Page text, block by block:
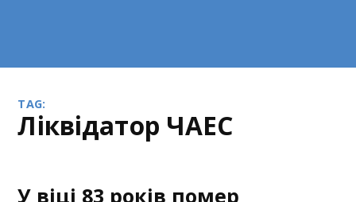
TAG:
ліквідатор ЧАЕС
У віці 83 років помер